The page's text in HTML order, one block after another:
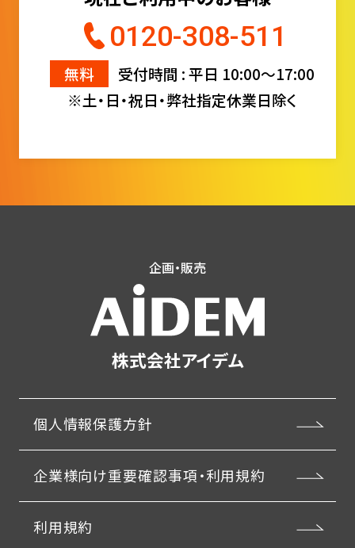
0120-308-511
無料
受付時間 : 平日 10:00〜17:00
※土・日・祝日・弊社指定休業日除く
企画・販売
株式会社アイデム
個人情報保護方針
企業様向け重要確認事項・利用規約
利用規約